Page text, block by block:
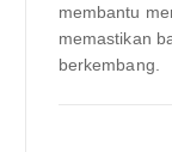
membantu
memastikan
berkembang.